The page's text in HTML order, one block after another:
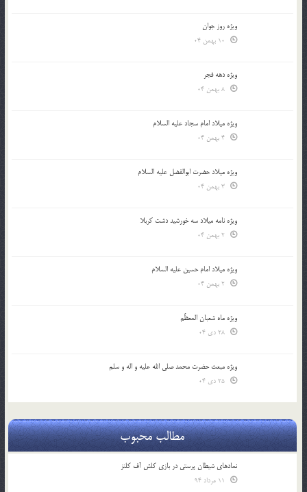
ویژه روز جوان
ویژه دهه فجر
ویژه میلاد امام سجاد علیه السلام
ویژه میلاد حضرت ابوالفضل علیه السلام
ویژه نامه میلاد سه خورشید دشت کربلا
ویژه میلاد امام حسین علیه السلام
ویژه ماه شعبان المعظّم
ویژه مبعث حضرت محمد صلی الله علیه و اله و سلم
مطالب محبوب
نمادهای شیطان پرستی در بازی کلش آف کلنز